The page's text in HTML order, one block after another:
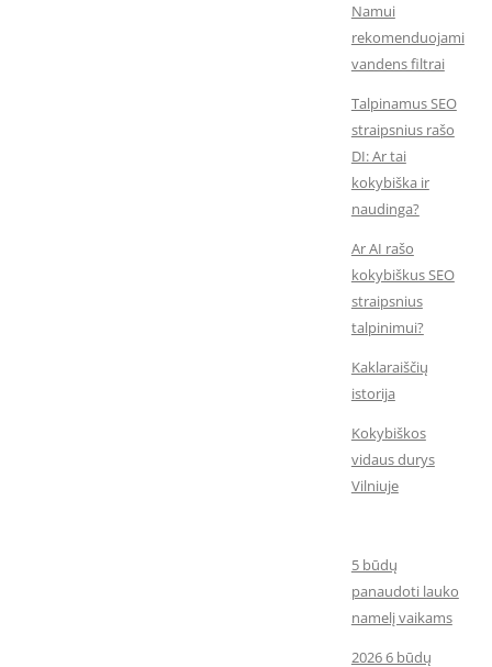
Namui
rekomenduojami
vandens filtrai
Talpinamus SEO
straipsnius rašo
DI: Ar tai
kokybiška ir
naudinga?
Ar AI rašo
kokybiškus SEO
straipsnius
talpinimui?
Kaklaraiščių
istorija
Kokybiškos
vidaus durys
Vilniuje
5 būdų
panaudoti lauko
namelį vaikams
2026 6 būdų